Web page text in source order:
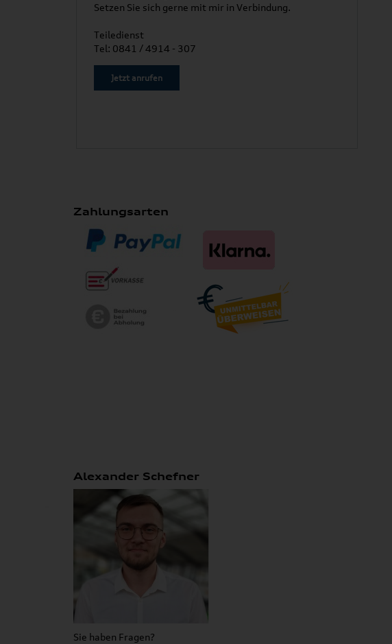
Setzen Sie sich gerne mit mir in Verbindung.
Teiledienst
Tel: 0841 / 4914 - 307
Jetzt anrufen
Zahlungsarten
Alexander Schefner
Sie haben Fragen?